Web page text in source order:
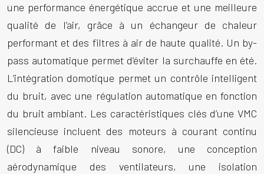
une performance énergétique accrue et une meilleure
qualité de l’air, grâce à un échangeur de chaleur
performant et des filtres à air de haute qualité. Un by-
pass automatique permet d’éviter la surchauffe en été.
L’intégration domotique permet un contrôle intelligent
du bruit, avec une régulation automatique en fonction
du bruit ambiant. Les caractéristiques clés d’une VMC
silencieuse incluent des moteurs à courant continu
(DC) à faible niveau sonore, une conception
aérodynamique des ventilateurs, une isolation